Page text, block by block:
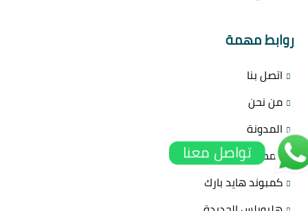
روابط مهمة
اتصل بنا
من نحن
المدونة
المطورين
كمبوند هايد بارك
تواصل معنا